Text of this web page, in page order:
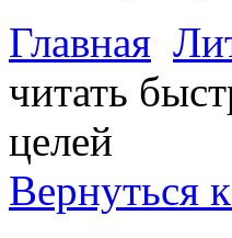
Главная
читать
целей
Вернуться